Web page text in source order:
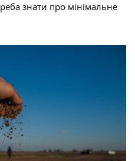
знати про мінімальне